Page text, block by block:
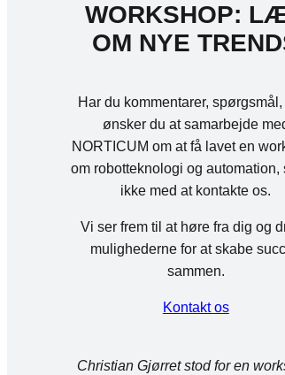
WORKSHOP:
OM NYE
Har du kommentarer,
ønsker du at samarbejde
NORTICUM om at få lavet en
om robotteknologi og automation,
ikke med at kontakte os.
Vi ser frem til at høre fra dig og
mulighederne for at skabe
sammen.
Kontakt os
Christian Gjørret stod for en